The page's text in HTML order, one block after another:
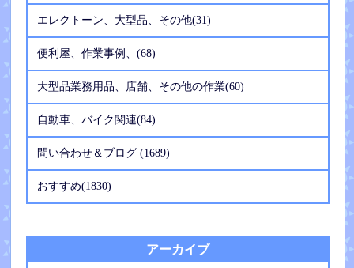
エレクトーン、大型品、その他(31)
便利屋、作業事例、(68)
大型品業務用品、店舗、その他の作業(60)
自動車、バイク関連(84)
問い合わせ＆ブログ (1689)
おすすめ(1830)
アーカイブ